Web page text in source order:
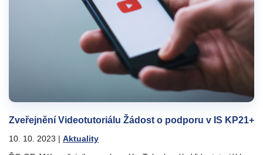
Zveřejnění Videotutoriálu Žádost o podporu v IS KP21+
10. 10. 2023 | Aktuality